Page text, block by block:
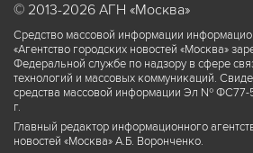
© 2013-2026 АГН «Москва»
Средство массовой информации
«Агентство городских новостей «Москва»
Федеральной службе по надзору в сфере
технологий и массовых коммуникаций.
средства массовой информации Эл № ФС77-
г.
Главный редактор информационного
новостей «Москва» А.Б. Воронченко.